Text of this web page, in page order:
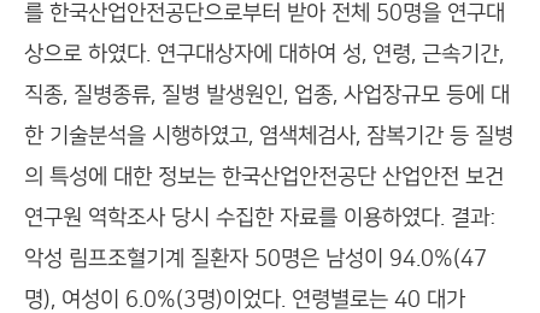
를 한국산업안전공단으로부터 받아 전체 50명을 연구대
상으로 하였다. 연구대상자에 대하여 성, 연령, 근속기간,
직종, 질병종류, 질병 발생원인, 업종, 사업장규모 등에 대
한 기술분석을 시행하였고, 염색체검사, 잠복기간 등 질병
의 특성에 대한 정보는 한국산업안전공단 산업안전 보건
연구원 역학조사 당시 수집한 자료를 이용하였다. 결과:
악성 림프조혈기계 질환자 50명은 남성이 94.0%(47
명), 여성이 6.0%(3명)이었다. 연령별로는 40 대가